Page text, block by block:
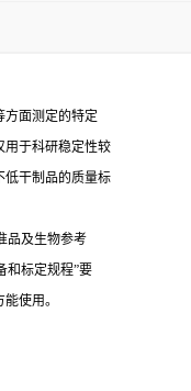
方面测定的特定
用于科研稳定性较
低干制品的质量标
品及生物参考
和标定规程”要
使用。